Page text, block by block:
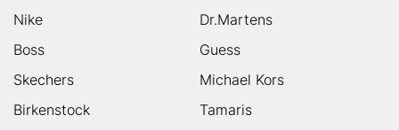
Nike
Dr.Martens
Boss
Guess
Skechers
Michael Kors
Birkenstock
Tamaris